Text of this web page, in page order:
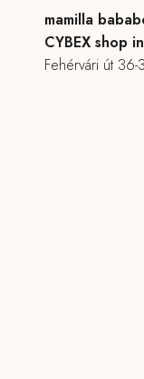
mamilla
CYBEX shop
Fehérvári út 36-